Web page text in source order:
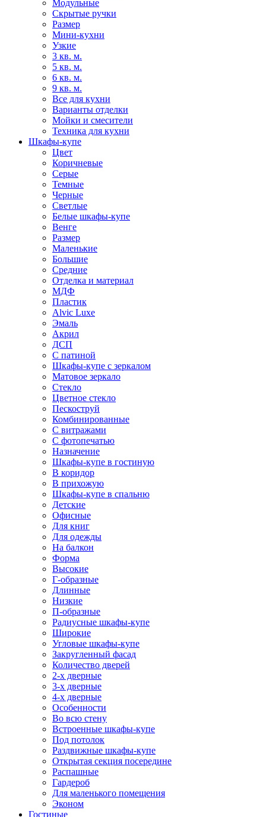
Модульные
Скрытые ручки
Размер
Мини-кухни
Узкие
3 кв. м.
5 кв. м.
6 кв. м.
9 кв. м.
Все для кухни
Варианты отделки
Мойки и смесители
Техника для кухни
Шкафы-купе
Цвет
Коричневые
Серые
Темные
Черные
Светлые
Белые шкафы-купе
Венге
Размер
Маленькие
Большие
Средние
Отделка и материал
МДФ
Пластик
Alvic Luxe
Эмаль
Акрил
ДСП
С патиной
Шкафы-купе с зеркалом
Матовое зеркало
Стекло
Цветное стекло
Пескоструй
Комбинированные
С витражами
С фотопечатью
Назначение
Шкафы-купе в гостиную
В коридор
В прихожую
Шкафы-купе в спальню
Детские
Офисные
Для книг
Для одежды
На балкон
Форма
Высокие
Г-образные
Длинные
Низкие
П-образные
Радиусные шкафы-купе
Широкие
Угловые шкафы-купе
Закругленный фасад
Количество дверей
2-х дверные
3-х дверные
4-х дверные
Особенности
Во всю стену
Встроенные шкафы-купе
Под потолок
Раздвижные шкафы-купе
Открытая секция посередине
Распашные
Гардероб
Для маленького помещения
Эконом
Гостиные